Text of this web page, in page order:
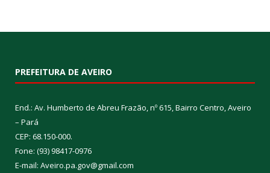
PREFEITURA DE AVEIRO
End.: Av. Humberto de Abreu Frazão, nº 615, Bairro Centro, Aveiro
– Pará
CEP: 68.150-000.
Fone: (93) 98417-0976
E-mail: Aveiro.pa.gov@gmail.com